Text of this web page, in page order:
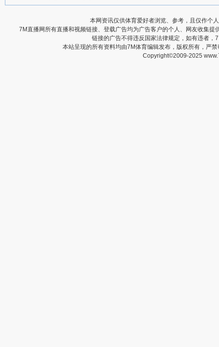
本网资讯仅供体育爱好者浏览、参考，且仅作个
7M直播网所有直播和视频链接、登载广告均为广告客户的个人、网友收集
链接的广告不得违反国家法律规定，如有违者
本站呈现的所有资料均由7M体育编辑发布，版权所有，严
Copyright©2009-2025